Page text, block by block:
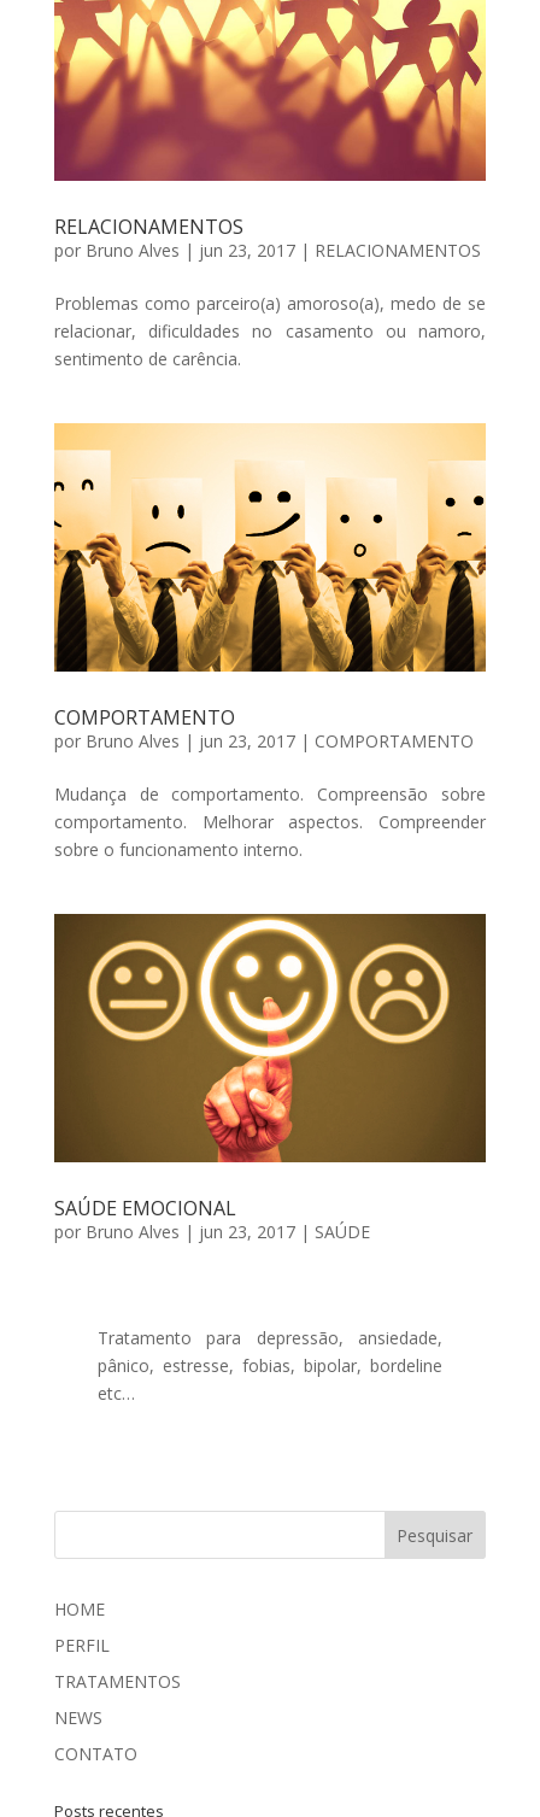
RELACIONAMENTOS
por Bruno Alves | jun 23, 2017| RELACIONAMENTOS
Problemas como parceiro(a) amoroso(a), medo de se
relacionar, dificuldades no casamento ou namoro,
sentimento de carência.
COMPORTAMENTO
por Bruno Alves | jun 23, 2017| COMPORTAMENTO
Mudança de comportamento. Compreensão sobre
comportamento. Melhorar aspectos. Compreender
sobre o funcionamento interno.
SAÚDE EMOCIONAL
por Bruno Alves | jun 23, 2017| SAÚDE
Tratamento para depressão, ansiedade,
pânico, estresse, fobias, bipolar, bordeline
etc…
HOME
PERFIL
TRATAMENTOS
NEWS
CONTATO
Posts recentes